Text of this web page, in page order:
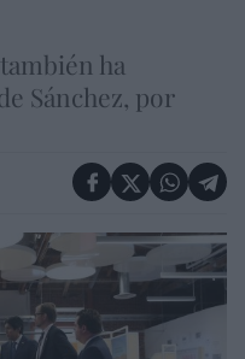
ha
Sánchez, por